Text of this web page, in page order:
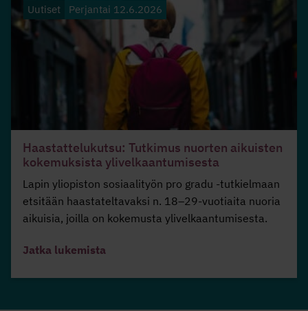
Uutiset Perjantai 12.6.2026
Haastattelukutsu: Tutkimus nuorten aikuisten
kokemuksista ylivelkaantumisesta
Lapin yliopiston sosiaalityön pro gradu -tutkielmaan
etsitään haastateltavaksi n. 18–29-vuotiaita nuoria
aikuisia, joilla on kokemusta ylivelkaantumisesta.
Jatka lukemista